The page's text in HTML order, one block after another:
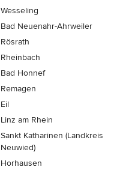
Wesseling
Bad Neuenahr-Ahrweiler
Rösrath
Rheinbach
Bad Honnef
Remagen
Eil
Linz am Rhein
Sankt Katharinen (Landkreis
Neuwied)
Horhausen